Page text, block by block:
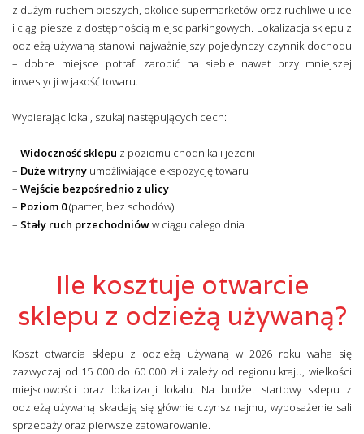
z dużym ruchem pieszych, okolice supermarketów oraz ruchliwe ulice
i ciągi piesze z dostępnością miejsc parkingowych. Lokalizacja sklepu z
odzieżą używaną stanowi najważniejszy pojedynczy czynnik dochodu
– dobre miejsce potrafi zarobić na siebie nawet przy mniejszej
inwestycji w jakość towaru.
Wybierając lokal, szukaj następujących cech:
– Widoczność sklepu z poziomu chodnika i jezdni
– Duże witryny umożliwiające ekspozycję towaru
– Wejście bezpośrednio z ulicy
– Poziom 0(parter, bez schodów)
– Stały ruch przechodnióww ciągu całego dnia
Ile kosztuje otwarcie
sklepu z odzieżą używaną?
Koszt otwarcia sklepu z odzieżą używaną w 2026 roku waha się
zazwyczaj od 15 000 do 60 000 zł i zależy od regionu kraju, wielkości
miejscowości oraz lokalizacji lokalu. Na budżet startowy sklepu z
odzieżą używaną składają się głównie czynsz najmu, wyposażenie sali
sprzedaży oraz pierwsze zatowarowanie.